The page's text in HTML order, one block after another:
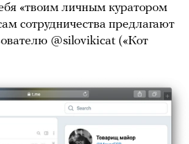
«твоим личным куратором
сотрудничества предлагают
@silovikicat («Кот